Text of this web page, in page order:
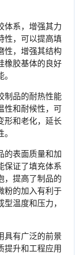
体系，增强其力
性，可以提高填
性，增强其结构
橡胶基体的良好
制品的耐热性能
性和耐候性，可
形和老化，延长
的表面质量和加
保证了填充体系
，提高了制品的
粉的加入有利于
温度和压力，
具有广泛的前景
提升和工程应用